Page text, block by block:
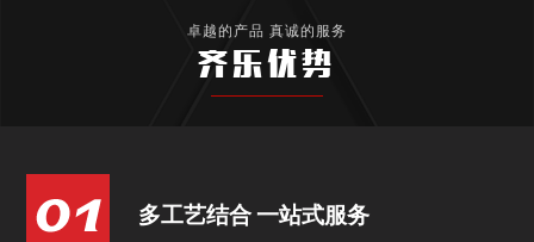
卓越的产品 真诚的服务
齐乐优势
多工艺结合 一站式服务